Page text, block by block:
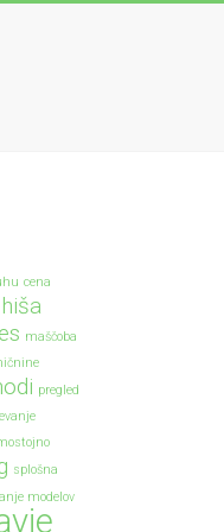
cena
hiša
maščoba
pregled
splošna
modelov